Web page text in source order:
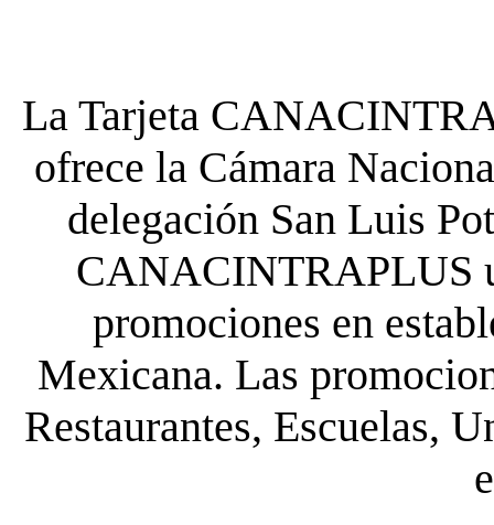
La Tarjeta
ofrece la Cámara
delegación San Luis
CANACINTRAPLUS
promociones en
Mexicana. Las
Restaurantes, Escuelas,